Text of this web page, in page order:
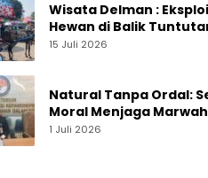
Wisata Delman :
Hewan di Balik
Perut Kusir
15 Juli 2026
Natural Tanpa Ordal:
Moral Menjaga Marwah
Perguruan Tinggi
1 Juli 2026